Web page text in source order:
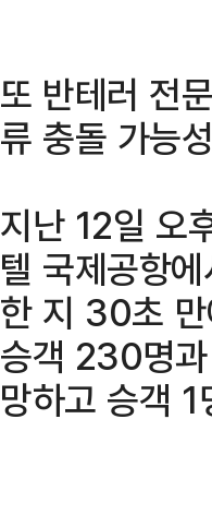
또 반테러 전
류 충돌 가능
지난 12일 오
텔 국제공항
한 지 30초 만
승객 230명
망하고 승객